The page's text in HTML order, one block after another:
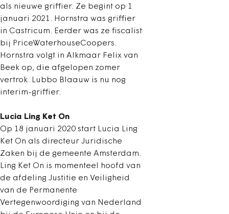
als nieuwe griffier. Ze begint op 1
januari 2021. Hornstra was griffier
in Castricum. Eerder was ze fiscalist
bij PriceWaterhouseCoopers.
Hornstra volgt in Alkmaar Felix van
Beek op, die afgelopen zomer
vertrok. Lubbo Blaauw is nu nog
interim-griffier.
Lucia Ling Ket On
Op 18 januari 2020 start Lucia Ling
Ket On als directeur Juridische
Zaken bij de gemeente Amsterdam.
Ling Ket On is momenteel hoofd van
de afdeling Justitie en Veiligheid
van de Permanente
Vertegenwoordiging van Nederland